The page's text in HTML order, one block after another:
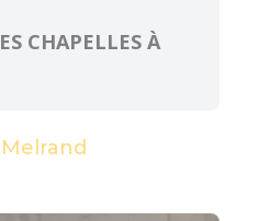
CHAPELLES À
Melrand